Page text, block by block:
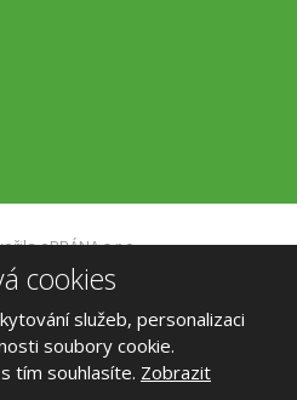
eBRÁNA s.r.o.
| Podmínky použití
VYROBILA
cookies
služeb, personalizaci
soubory cookie.
tím souhlasíte. Zobrazit